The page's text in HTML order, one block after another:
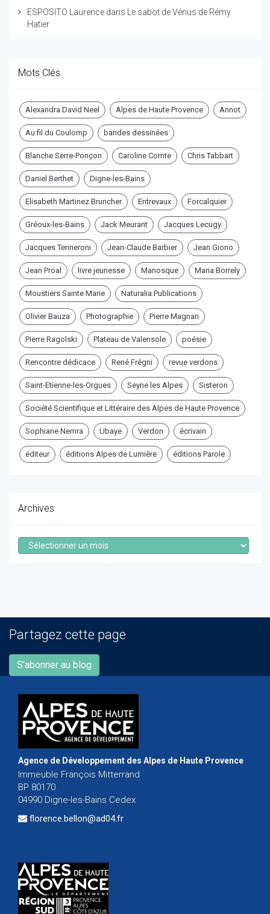
ESPOSITO Laurence dans
Le sabot de Vénus de Rémy
Hatier
Mots Clés
Alexandra David Neel Alpes de Haute Provence Annot
Au fil du Coulomp bandes dessinées
Blanche Serre-Ponçon Caroline Comte Chris Tabbart
Daniel Berthet Digne-les-Bains
Elisabeth Martinez Bruncher Entrevaux Forcalquier
Gréoux-les-Bains Jack Meurant Jacques Lecugy
Jacques Tenneroni Jean-Claude Barbier Jean Giono
Jean Proal livre jeunesse Manosque Maria Borrely
Moustiers Sainte Marie Naturalia Publications
Olivier Bauza Photographie Pierre Magnan
Pierre Ragolski Plateau de Valensole poésie
Rencontre dédicace René Frégni revue verdons
Saint-Etienne-les-Orgues Seyne les Alpes Sisteron
Société Scientifique et Littéraire des Alpes de Haute Provence
Sophiane Nemra Ubaye Verdon écrivain
éditeur éditions Alpes de Lumière éditions Parole
Archives
Archives
Partagez cette page
S'abonner au blog
Agence de Développement des Alpes de Haute Provence
Immeuble François Mitterrand
BP 80170
04990 Digne-les-Bains Cedex
florence.bellon@ad04.fr